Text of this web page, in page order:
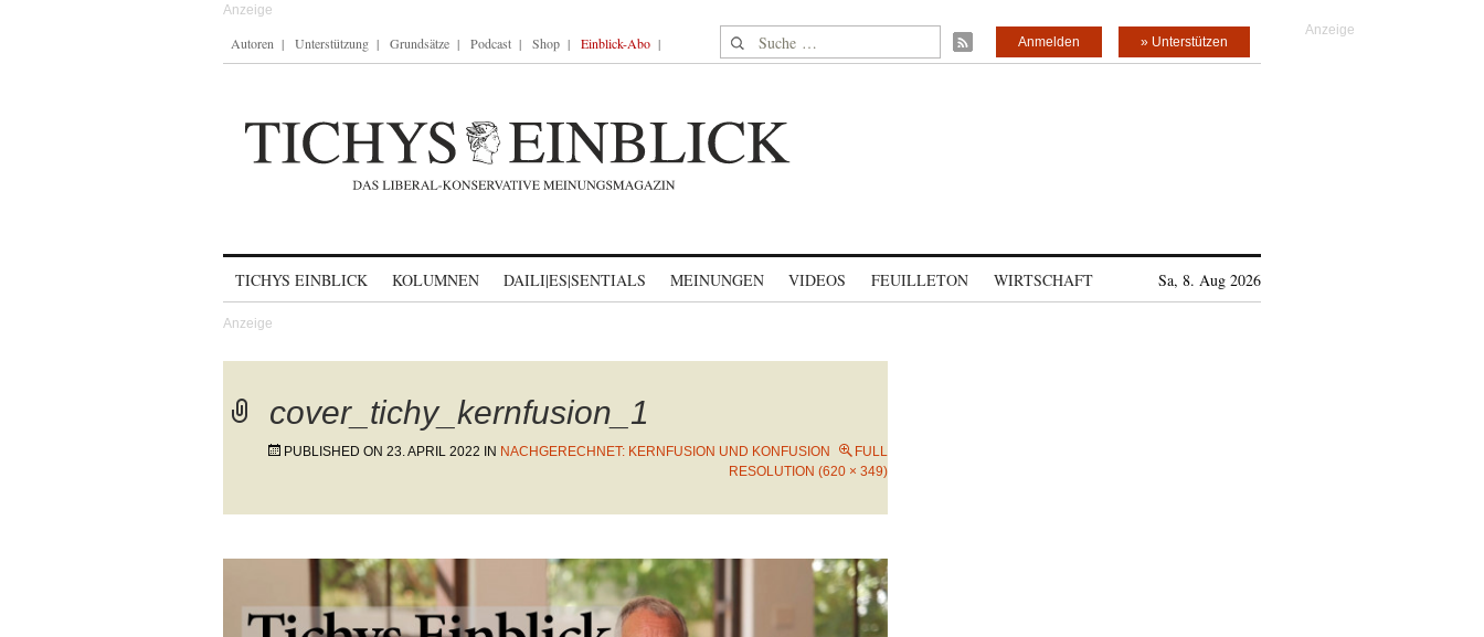
Autoren Unterstützung Grundsätze Podcast Shop Einblick-Abo Suche nach: » Unterstützen
Anmelden
TICHYS EINBLICK KOLUMNEN DAILI|ES|SENTIALS MEINUNGEN VIDEOS FEUILLETON WIRTSCHAFT Sa, 8. Aug 2026
cover_tichy_kernfusion_1
PUBLISHED ON 23. APRIL 2022 IN NACHGERECHNET: KERNFUSION UND KONFUSION
FULL
RESOLUTION (620 × 349)